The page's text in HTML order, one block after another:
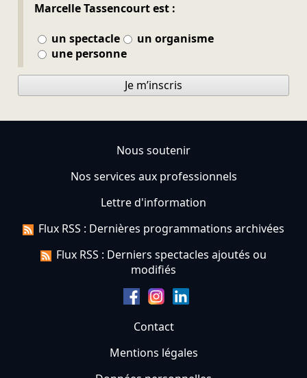
Marcelle Tassencourt est :
un spectacle
un organisme
une personne
Je m’inscris
Nous soutenir
Nos services aux professionnels
Lettre d'information
Flux RSS : Dernières programmations archivées
Flux RSS : Derniers spectacles ajoutés ou
modifiés
Contact
Mentions légales